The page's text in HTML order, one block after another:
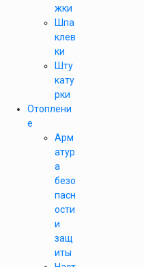
жки
Шпа
клев
ки
Шту
кату
рки
Отоплени
е
Арм
атур
а
безо
пасн
ости
и
защ
иты